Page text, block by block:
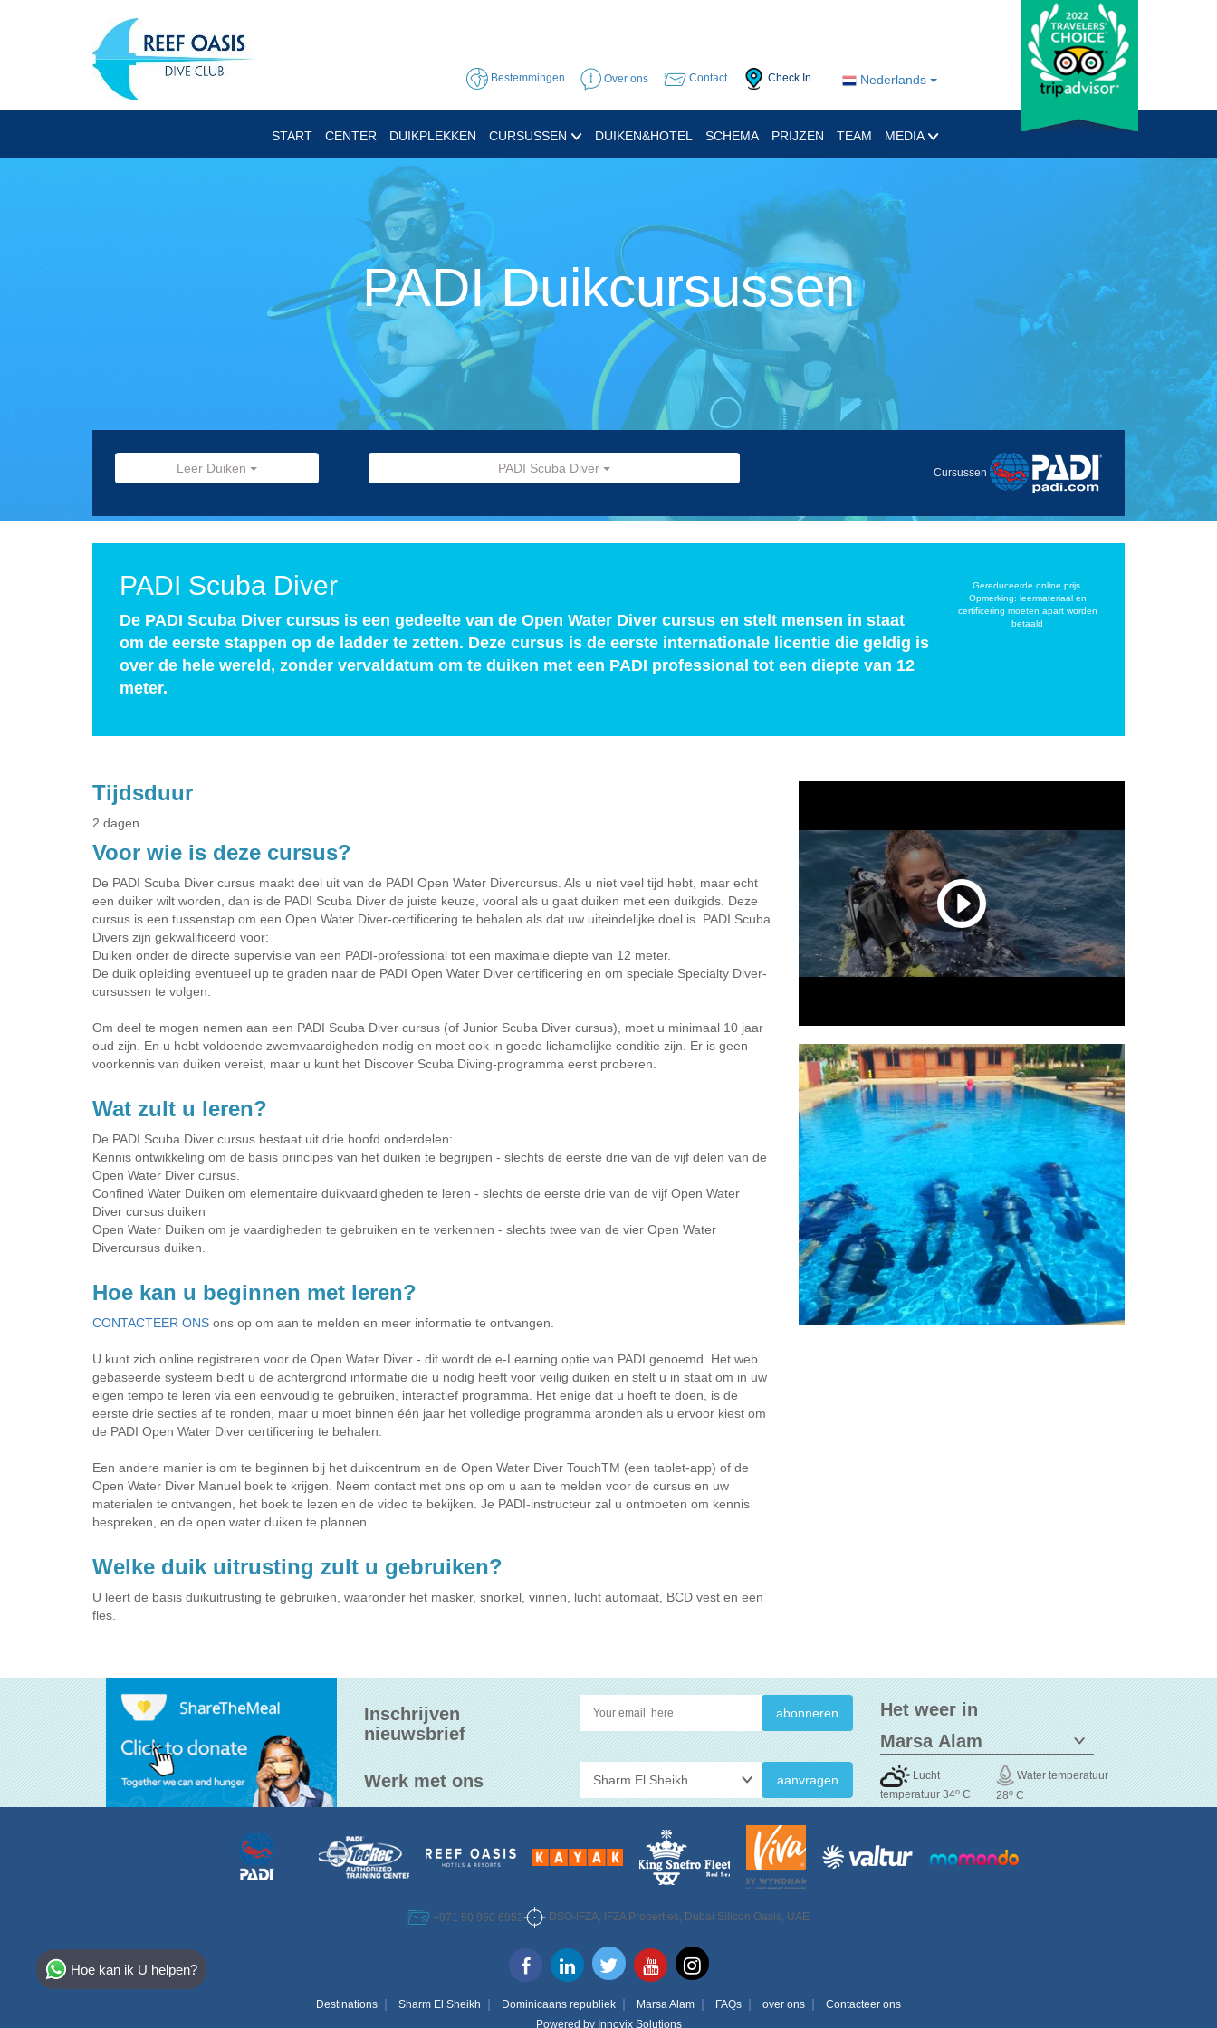
Nederlands
Bestemmingen Over ons Contact Check In
START CENTER DUIKPLEKKEN CURSUSSEN DUIKEN&HOTEL SCHEMA PRIJZEN TEAM MEDIA
PADI Duikcursussen
Leer Duiken PADI Scuba Diver Cursussen
PADI Scuba Diver
De PADI Scuba Diver cursus is een gedeelte van de Open Water Diver cursus en stelt mensen in staat
om de eerste stappen op de ladder te zetten. Deze cursus is de eerste internationale licentie die geldig is
over de hele wereld, zonder vervaldatum om te duiken met een PADI professional tot een diepte van 12
meter.
Gereduceerde online prijs.
Opmerking: leermateriaal en
certificering moeten apart worden
betaald
Tijdsduur
2 dagen
Voor wie is deze cursus?
De PADI Scuba Diver cursus maakt deel uit van de PADI Open Water Divercursus. Als u niet veel tijd hebt, maar echt
een duiker wilt worden, dan is de PADI Scuba Diver de juiste keuze, vooral als u gaat duiken met een duikgids. Deze
cursus is een tussenstap om een Open Water Diver-certificering te behalen als dat uw uiteindelijke doel is. PADI Scuba
Divers zijn gekwalificeerd voor:
Duiken onder de directe supervisie van een PADI-professional tot een maximale diepte van 12 meter.
De duik opleiding eventueel up te graden naar de PADI Open Water Diver certificering en om speciale Specialty Diver-
cursussen te volgen.
Om deel te mogen nemen aan een PADI Scuba Diver cursus (of Junior Scuba Diver cursus), moet u minimaal 10 jaar
oud zijn. En u hebt voldoende zwemvaardigheden nodig en moet ook in goede lichamelijke conditie zijn. Er is geen
voorkennis van duiken vereist, maar u kunt het Discover Scuba Diving-programma eerst proberen.
Wat zult u leren?
De PADI Scuba Diver cursus bestaat uit drie hoofd onderdelen:
Kennis ontwikkeling om de basis principes van het duiken te begrijpen - slechts de eerste drie van de vijf delen van de
Open Water Diver cursus.
Confined Water Duiken om elementaire duikvaardigheden te leren - slechts de eerste drie van de vijf Open Water
Diver cursus duiken
Open Water Duiken om je vaardigheden te gebruiken en te verkennen - slechts twee van de vier Open Water
Divercursus duiken.
Hoe kan u beginnen met leren?
CONTACTEER ONS ons op om aan te melden en meer informatie te ontvangen.
U kunt zich online registreren voor de Open Water Diver - dit wordt de e-Learning optie van PADI genoemd. Het web
gebaseerde systeem biedt u de achtergrond informatie die u nodig heeft voor veilig duiken en stelt u in staat om in uw
eigen tempo te leren via een eenvoudig te gebruiken, interactief programma. Het enige dat u hoeft te doen, is de
eerste drie secties af te ronden, maar u moet binnen één jaar het volledige programma aronden als u ervoor kiest om
de PADI Open Water Diver certificering te behalen.
Een andere manier is om te beginnen bij het duikcentrum en de Open Water Diver TouchTM (een tablet-app) of de
Open Water Diver Manuel boek te krijgen. Neem contact met ons op om u aan te melden voor de cursus en uw
materialen te ontvangen, het boek te lezen en de video te bekijken. Je PADI-instructeur zal u ontmoeten om kennis
bespreken, en de open water duiken te plannen.
Welke duik uitrusting zult u gebruiken?
U leert de basis duikuitrusting te gebruiken, waaronder het masker, snorkel, vinnen, lucht automaat, BCD vest en een
fles.
Inschrijven
nieuwsbrief
Werk met ons aanvragen
Het weer in
Lucht
temperatuur 34o C
Water temperatuur
28oC
+971 50 950 6952 DSO-IFZA, IFZA Properties, Dubai Silicon Oasis, UAE
Destinations Sharm El Sheikh Dominicaans republiek Marsa Alam FAQs over ons
Contacteer ons
Powered by Innovix Solutions
Hoe kan ik U helpen?
Select Destination